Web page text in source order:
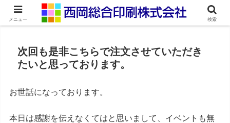
ネット印刷通販・オンデマンド印刷
次回も是非こちらで注文させていただき
たいと思っております。
お世話になっております。
本日は感謝を伝えなくてはと思いまして、イベントも無
メニュー 検索